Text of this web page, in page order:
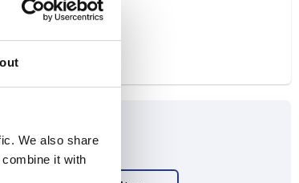
We also share
it with